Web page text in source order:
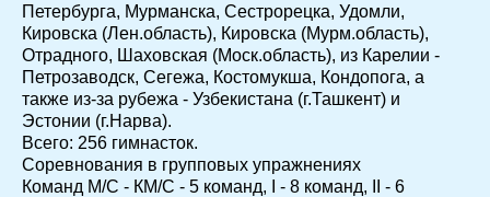
Петербурга, Мурманска, Сестрорецка, Удомли,
Кировска (Лен.область), Кировска (Мурм.область),
Отрадного, Шаховская (Моск.область), из Карелии -
Петрозаводск, Сегежа, Костомукша, Кондопога, а
также из-за рубежа - Узбекистана (г.Ташкент) и
Эстонии (г.Нарва).
Всего: 256 гимнасток.
Соревнования в групповых упражнениях
Команд М/С - КМ/С - 5 команд, I - 8 команд, II - 6